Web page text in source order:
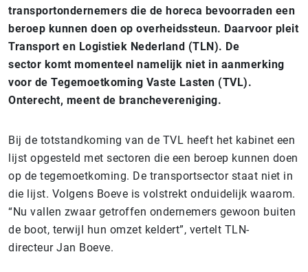
transportondernemers die de horeca bevoorraden een
beroep kunnen doen op overheidssteun. Daarvoor pleit
Transport en Logistiek Nederland (TLN). De
sector komt momenteel namelijk niet in aanmerking
voor de Tegemoetkoming Vaste Lasten (TVL).
Onterecht, meent de branchevereniging.
Bij de totstandkoming van de TVL heeft het kabinet een
lijst opgesteld met sectoren die een beroep kunnen doen
op de tegemoetkoming. De transportsector staat niet in
die lijst. Volgens Boeve is volstrekt onduidelijk waarom.
“Nu vallen zwaar getroffen ondernemers gewoon buiten
de boot, terwijl hun omzet keldert”, vertelt TLN-
directeur Jan Boeve.